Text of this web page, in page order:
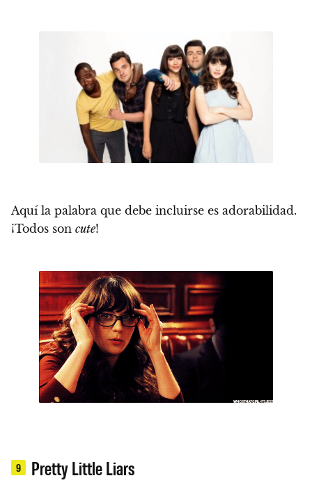
Aquí la palabra que debe incluirse es adorabilidad.
¡Todos son cute!
9 Pretty Little Liars